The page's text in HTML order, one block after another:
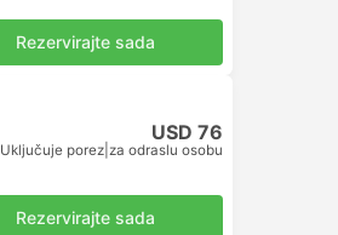
Rezervirajte sada
USD 76
Uključuje porez za odraslu osobu
Rezervirajte sada